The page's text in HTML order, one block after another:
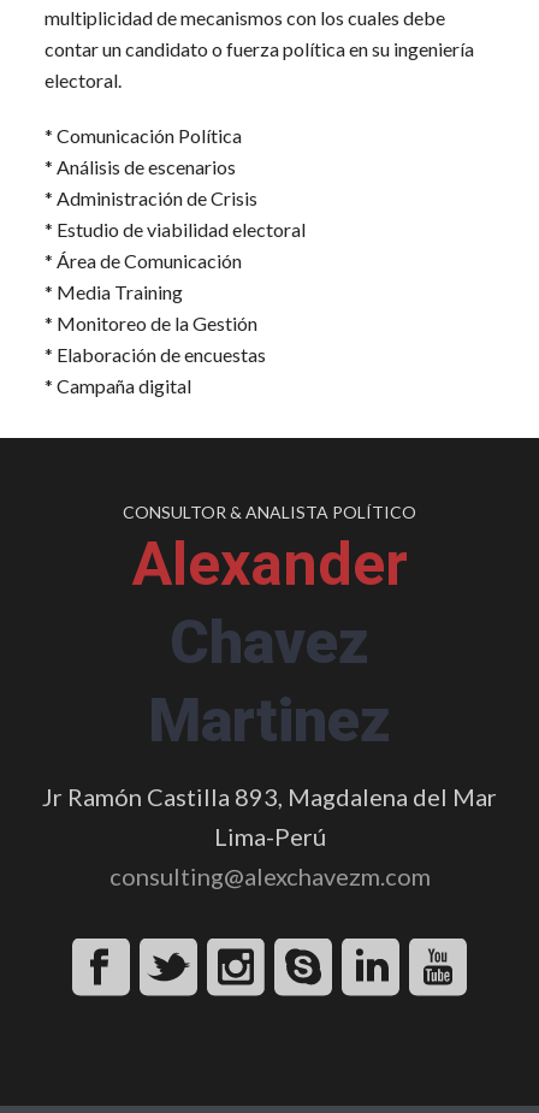
multiplicidad de mecanismos con los cuales debe
contar un candidato o fuerza política en su ingeniería
electoral.
* Comunicación Política
* Análisis de escenarios
* Administración de Crisis
* Estudio de viabilidad electoral
* Área de Comunicación
* Media Training
* Monitoreo de la Gestión
* Elaboración de encuestas
* Campaña digital
CONSULTOR & ANALISTA POLÍTICO
Alexander
Chavez
Martinez
Jr Ramón Castilla 893, Magdalena del Mar
Lima-Perú
consulting@alexchavezm.com